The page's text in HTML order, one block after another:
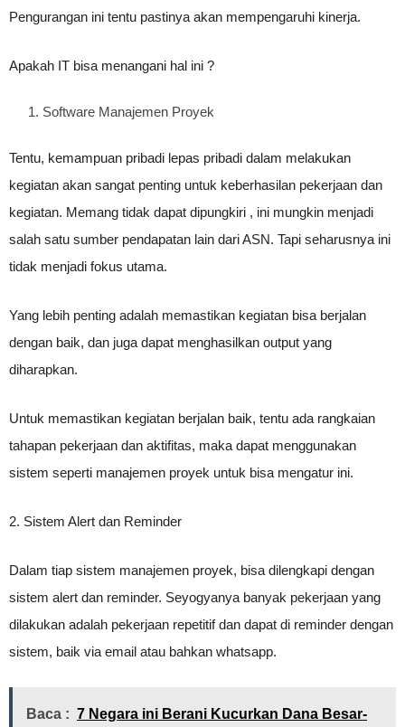
Pengurangan ini tentu pastinya akan mempengaruhi kinerja.
Apakah IT bisa menangani hal ini ?
Software Manajemen Proyek
Tentu, kemampuan pribadi lepas pribadi dalam melakukan
kegiatan akan sangat penting untuk keberhasilan pekerjaan dan
kegiatan. Memang tidak dapat dipungkiri , ini mungkin menjadi
salah satu sumber pendapatan lain dari ASN. Tapi seharusnya ini
tidak menjadi fokus utama.
Yang lebih penting adalah memastikan kegiatan bisa berjalan
dengan baik, dan juga dapat menghasilkan output yang
diharapkan.
Untuk memastikan kegiatan berjalan baik, tentu ada rangkaian
tahapan pekerjaan dan aktifitas, maka dapat menggunakan
sistem seperti manajemen proyek untuk bisa mengatur ini.
2. Sistem Alert dan Reminder
Dalam tiap sistem manajemen proyek, bisa dilengkapi dengan
sistem alert dan reminder. Seyogyanya banyak pekerjaan yang
dilakukan adalah pekerjaan repetitif dan dapat di reminder dengan
sistem, baik via email atau bahkan whatsapp.
Baca : 7 Negara ini Berani Kucurkan Dana Besar-